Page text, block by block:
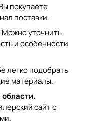
покупаете
поставки.
Можно уточнить
и особенности
легко подобрать
материалы.
области.
сайт с